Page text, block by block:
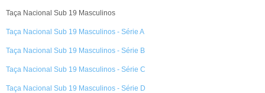
Taça Nacional Sub 19 Masculinos
Taça Nacional Sub 19 Masculinos - Série A
Taça Nacional Sub 19 Masculinos - Série B
Taça Nacional Sub 19 Masculinos - Série C
Taça Nacional Sub 19 Masculinos - Série D